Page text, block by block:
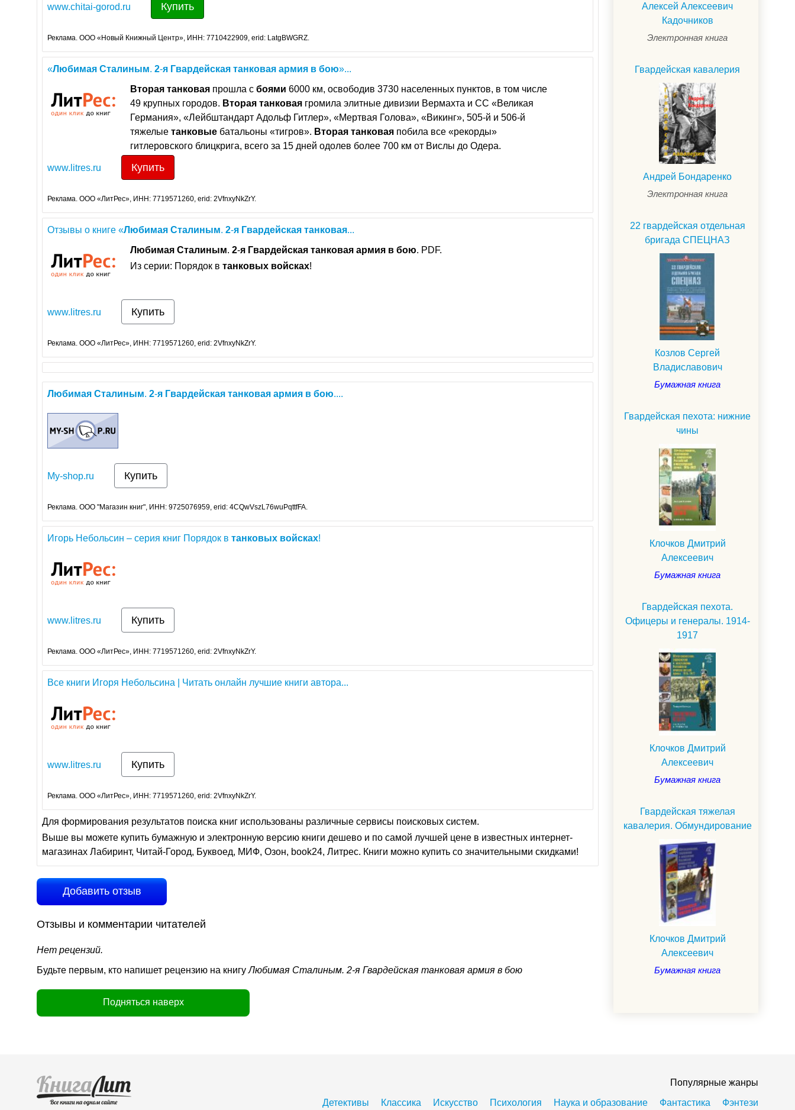
www.chitai-gorod.ru Купить
Реклама. ООО «Новый Книжный Центр», ИНН: 7710422909, erid: LatgBWGRZ.
«Любимая Сталиным. 2-я Гвардейская танковая армия в бою»...
Вторая танковая прошла с боями 6000 км, освободив 3730 населенных пунктов, в том числе
49 крупных городов. Вторая танковая громила элитные дивизии Вермахта и СС «Великая
Германия», «Лейбштандарт Адольф Гитлер», «Мертвая Голова», «Викинг», 505-й и 506-й
тяжелые танковые батальоны «тигров». Вторая танковая побила все «рекорды»
гитлеровского блицкрига, всего за 15 дней одолев более 700 км от Вислы до Одера.
www.litres.ru Купить
Реклама. ООО «ЛитРес», ИНН: 7719571260, erid: 2VfnxyNkZrY.
Отзывы о книге «Любимая Сталиным. 2-я Гвардейская танковая...
Любимая Сталиным. 2-я Гвардейская танковая армия в бою. PDF.
Из серии: Порядок в танковых войсках!
www.litres.ru Купить
Реклама. ООО «ЛитРес», ИНН: 7719571260, erid: 2VfnxyNkZrY.
Любимая Сталиным. 2-я Гвардейская танковая армия в бою....
My-shop.ru Купить
Реклама. ООО "Магазин книг", ИНН: 9725076959, erid: 4CQwVszL76wuPqttfFA.
Игорь Небольсин – серия книг Порядок в танковых войсках!
www.litres.ru Купить
Реклама. ООО «ЛитРес», ИНН: 7719571260, erid: 2VfnxyNkZrY.
Все книги Игоря Небольсина | Читать онлайн лучшие книги автора...
www.litres.ru Купить
Реклама. ООО «ЛитРес», ИНН: 7719571260, erid: 2VfnxyNkZrY.
Для формирования результатов поиска книг использованы различные сервисы поисковых систем.
Выше вы можете купить бумажную и электронную версию книги дешево и по самой лучшей цене в известных интернет-
магазинах Лабиринт, Читай-Город, Буквоед, МИФ, Озон, book24, Литрес. Книги можно купить со значительными скидками!
Добавить отзыв
Отзывы и комментарии читателей
Нет рецензий.
Будьте первым, кто напишет рецензию на книгуЛюбимая Сталиным. 2-я Гвардейская танковая армия в бою
Подняться наверх
Алексей Алексеевич
Кадочников
Электронная книга
Гвардейская кавалерия
Андрей Бондаренко
Электронная книга
22 гвардейская отдельная
бригада СПЕЦНАЗ
Козлов Сергей
Владиславович
Бумажная книга
Гвардейская пехота: нижние
чины
Клочков Дмитрий
Алексеевич
Бумажная книга
Гвардейская пехота.
Офицеры и генералы. 1914-
1917
Клочков Дмитрий
Алексеевич
Бумажная книга
Гвардейская тяжелая
кавалерия. Обмундирование
Клочков Дмитрий
Алексеевич
Бумажная книга
Популярные жанры
Детективы
Классика Искусство Психология Наука и образование Фантастика Фэнтези